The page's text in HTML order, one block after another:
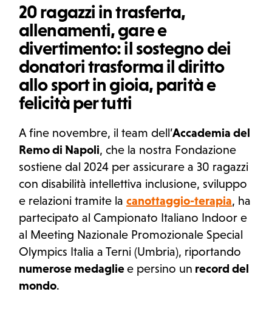
20 ragazzi in trasferta,
allenamenti, gare e
divertimento: il sostegno dei
donatori trasforma il diritto
allo sport in gioia, parità e
felicità per tutti
A fine novembre, il team dell’Accademia del
Remo di Napoli, che la nostra Fondazione
sostiene dal 2024 per assicurare a 30 ragazzi
con disabilità intellettiva inclusione, sviluppo
e relazioni tramite lacanottaggio-terapia, ha
partecipato al Campionato Italiano Indoor e
al Meeting Nazionale Promozionale Special
Olympics Italia a Terni (Umbria), riportando
numerose medagliee persino un record del
mondo.